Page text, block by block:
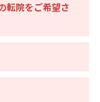
転院をご希望さ